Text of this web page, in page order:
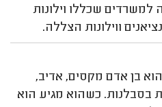
למשרדים שכללו וילונות
ווילונות הצללה.
בן אדם מקסים, אדיב,
בסבלנות. כשהוא מגיע הוא